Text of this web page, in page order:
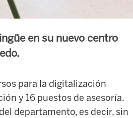
en su nuevo centro
para la digitalización
y 16 puestos de asesoría.
departamento, es decir, sin